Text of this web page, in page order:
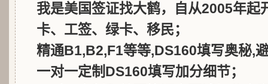
我是美国签证找大鹤，自从2005年起
卡、工签、绿卡、移民；
精通B1,B2,F1等等,DS160填写奥秘,
一对一定制DS160填写加分细节；